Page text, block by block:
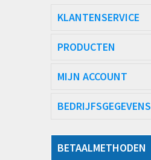
KLANTENSERVICE
PRODUCTEN
MIJN ACCOUNT
BEDRIJFSGEGEVENS
BETAALMETHODEN